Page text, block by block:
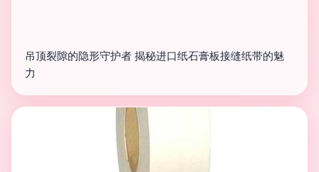
吊顶裂隙的隐形守护者 揭秘进口纸石膏板接缝纸带的魅
力